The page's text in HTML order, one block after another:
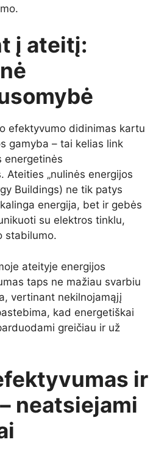
į ateitį:
efektyvumo didinimas kartu
gamyba – tai kelias link
energetinės
Ateities „nulinės energijos
Buildings) ne tik patys
energija, bet ir gebės
su elektros tinklu,
stabilumo.
ateityje energijos
taps ne mažiau svarbiu
vertinant nekilnojamąjį
kad energetiškai
greičiau ir už
ir
neatsiejami